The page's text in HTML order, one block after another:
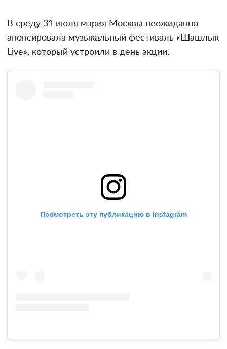
В среду 31 июля мэрия Москвы неожиданно
анонсировала музыкальный фестиваль «Шашлык
Live», который устроили в день акции.
Посмотреть эту публикацию в Instagram